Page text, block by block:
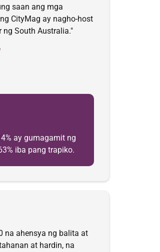
saan ang mga
CityMag ay nagho-host
ng South Australia."
ay gumagamit ng
iba pang trapiko.
na ahensya ng balita at
at hardin, na